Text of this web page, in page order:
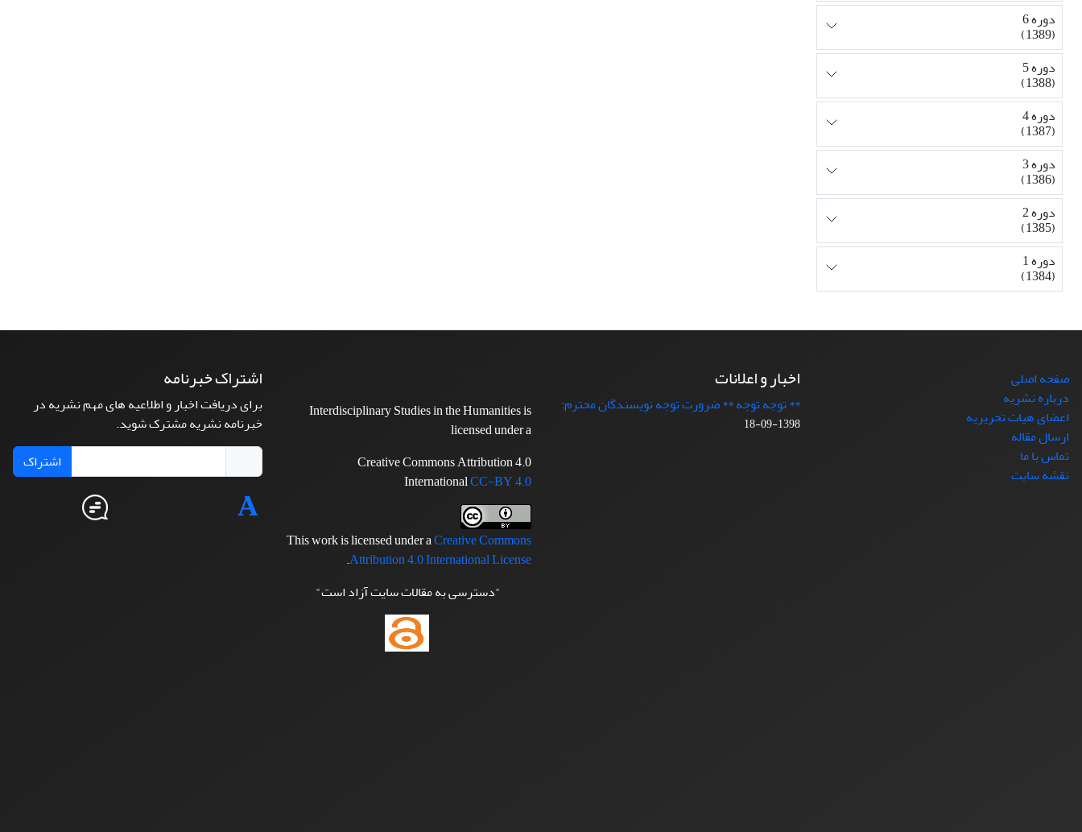
دوره 6
(1389)
دوره 5
(1388)
دوره 4
(1387)
دوره 3
(1386)
دوره 2
(1385)
دوره 1
(1384)
صفحه اصلی
درباره نشریه
اعضای هیات تحریریه
ارسال مقاله
تماس با ما
نقشه سایت
اخبار و اعلانات
** توجه توجه ** ضرورت توجه نویسندگان محترم:
1398-09-18
Interdisciplinary Studies in the Humanities is
licensed under a
Creative Commons Attribution 4.0
InternationalCC-BY 4.0
This work is licensed under aCreative Commons
Attribution 4.0 International License
.
"دسترسی به مقالات سایت آزاد است"
اشتراک خبرنامه
برای دریافت اخبار و اطلاعیه های مهم نشریه در
خبرنامه نشریه مشترک شوید.
اشتراک